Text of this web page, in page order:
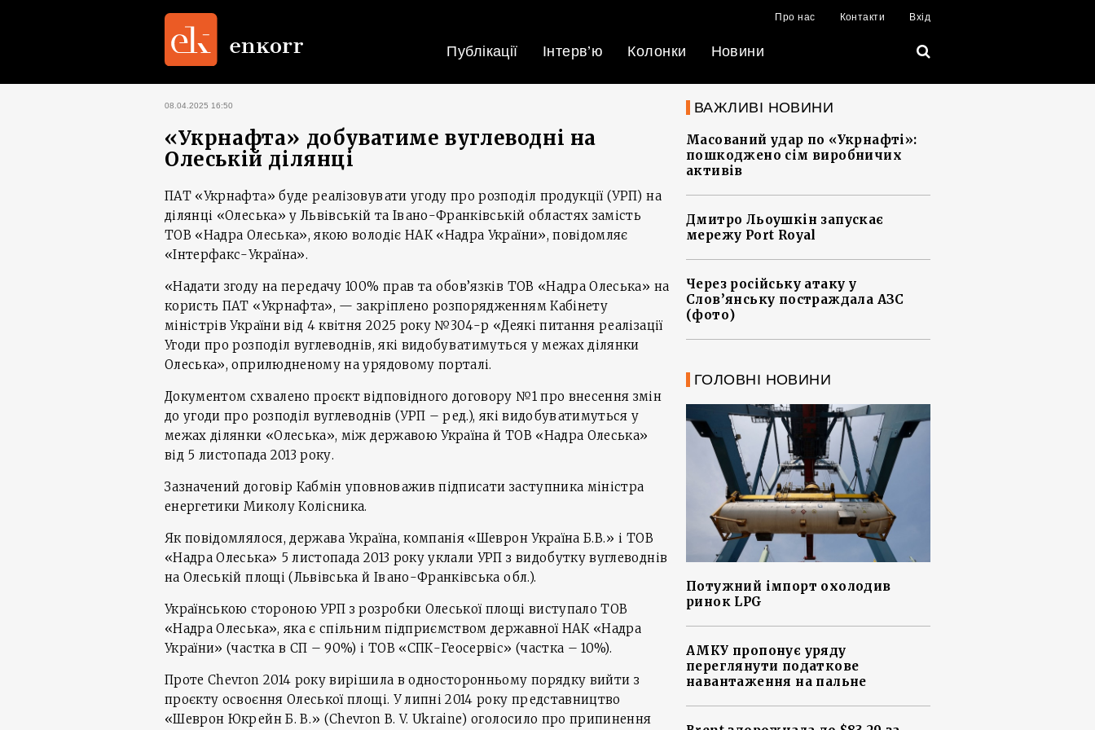
Про нас Контакти Вхід
Публікації Інтерв’ю Колонки Новини
08.04.2025 16:50
«Укрнафта» добуватиме вуглеводні на
Олеській ділянці
ПАТ «Укрнафта» буде реалізовувати угоду про розподіл продукції (УРП) на
ділянці «Олеська» у Львівській та Івано-Франківській областях замість
ТОВ «Надра Олеська», якою володіє НАК «Надра України», повідомляє
«Інтерфакс-Україна».
«Надати згоду на передачу 100% прав та обов’язків ТОВ «Надра Олеська» на
користь ПАТ «Укрнафта», — закріплено розпорядженням Кабінету
міністрів України від 4 квітня 2025 року №304-р «Деякі питання реалізації
Угоди про розподіл вуглеводнів, які видобуватимуться у межах ділянки
Олеська», оприлюдненому на урядовому порталі.
Документом схвалено проєкт відповідного договору №1 про внесення змін
до угоди про розподіл вуглеводнів (УРП – ред.), які видобуватимуться у
межах ділянки «Олеська», між державою Україна й ТОВ «Надра Олеська»
від 5 листопада 2013 року.
Зазначений договір Кабмін уповноважив підписати заступника міністра
енергетики Миколу Колісника.
Як повідомлялося, держава Україна, компанія «Шеврон Україна Б.В.» і ТОВ
«Надра Олеська» 5 листопада 2013 року уклали УРП з видобутку вуглеводнів
на Олеській площі (Львівська й Івано-Франківська обл.).
Українською стороною УРП з розробки Олеської площі виступало ТОВ
«Надра Олеська», яка є спільним підприємством державної НАК «Надра
України» (частка в СП – 90%) і ТОВ «СПК-Геосервіс» (частка – 10%).
Проте Chevron 2014 року вирішила в односторонньому порядку вийти з
проєкту освоєння Олеської площі. У липні 2014 року представництво
«Шеврон Юкрейн Б. В.» (Chevron B. V. Ukraine) оголосило про припинення
ВАЖЛИВІ НОВИНИ
Масований удар по «Укрнафті»:
пошкоджено сім виробничих
активів
Дмитро Льоушкін запускає
мережу Port Royal
Через російську атаку у
Слов’янську постраждала АЗС
(фото)
ГОЛОВНІ НОВИНИ
Потужний імпорт охолодив
ринок LPG
АМКУ пропонує уряду
переглянути податкове
навантаження на пальне